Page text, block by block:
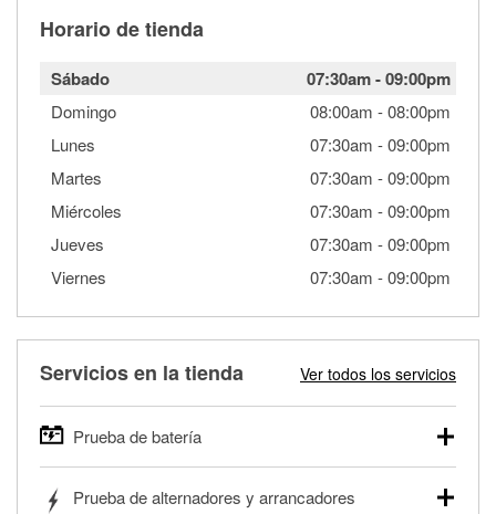
Horario de tienda
Sábado 07:30am-09:00pm
Domingo 08:00am -08:00pm
Lunes
07:30am -09:00pm
Martes
07:30am -09:00pm
Miércoles
07:30am -09:00pm
Jueves
07:30am -09:00pm
Viernes
07:30am -09:00pm
Servicios en la tienda Ver todos los servicios
Prueba de batería
autos, camionetas, SUVs, vehículos comerciales y
Prueba de alternadores y arrancadores